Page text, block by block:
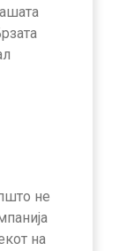
не
на